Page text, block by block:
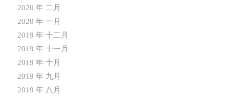
2020 年 二月
2020 年 一月
2019 年 十二月
2019 年 十一月
2019 年 十月
2019 年 九月
2019 年 八月